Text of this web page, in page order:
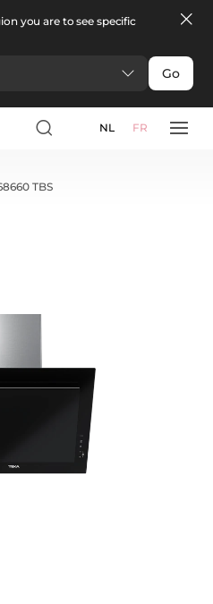
you are to see specific
Go
NL FR
TBS